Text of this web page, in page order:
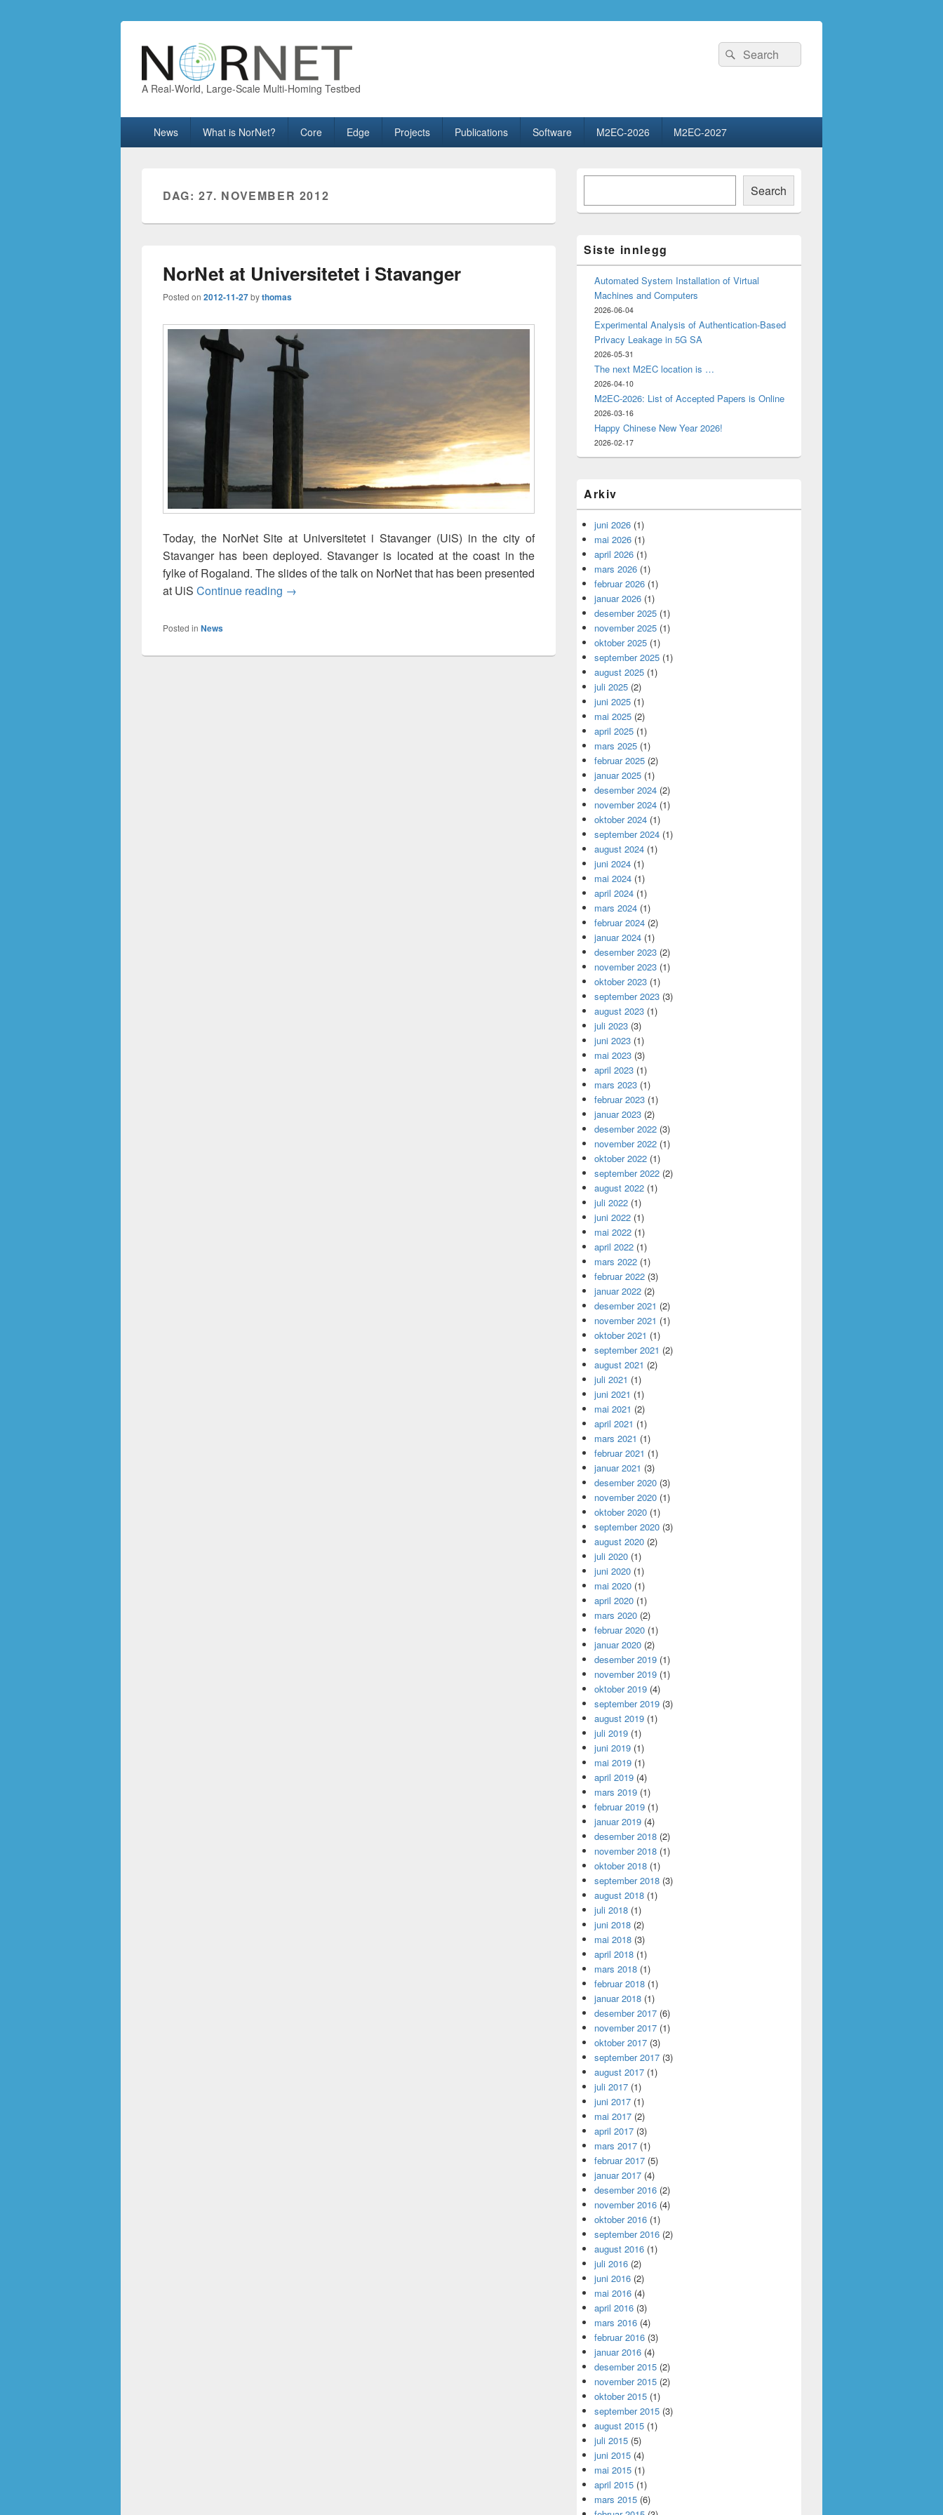
A Real-World, Large-Scale Multi-Homing Testbed
Search
for:
Search
News What is NorNet? Core Edge Projects Publications Software M2EC-2026 M2EC-2027
DAG: 27. NOVEMBER 2012
NorNet at Universitetet i Stavanger
Posted on 2012-11-27bythomas
Today, the NorNet Site at Universitetet i Stavanger (UiS) in the city of
Stavanger has been deployed. Stavanger is located at the coast in the
fylke of Rogaland. The slides of the talk on NorNet that has been presented
at UiS Continue reading NorNet at Universitetet i Stavanger
→
Posted in News
Primary
Area
Search
Siste innlegg
Automated System Installation of Virtual
Machines and Computers
2026-06-04
Experimental Analysis of Authentication-Based
Privacy Leakage in 5G SA
2026-05-31
The next M2EC location is …
2026-04-10
M2EC-2026: List of Accepted Papers is Online
2026-03-16
Happy Chinese New Year 2026!
2026-02-17
Arkiv
juni 2026 (1)
mai 2026 (1)
april 2026 (1)
mars 2026 (1)
februar 2026 (1)
januar 2026 (1)
desember 2025 (1)
november 2025 (1)
oktober 2025 (1)
september 2025 (1)
august 2025 (1)
juli 2025 (2)
juni 2025 (1)
mai 2025 (2)
april 2025 (1)
mars 2025 (1)
februar 2025 (2)
januar 2025 (1)
desember 2024 (2)
november 2024 (1)
oktober 2024 (1)
september 2024 (1)
august 2024 (1)
juni 2024 (1)
mai 2024 (1)
april 2024 (1)
mars 2024 (1)
februar 2024 (2)
januar 2024 (1)
desember 2023 (2)
november 2023 (1)
oktober 2023 (1)
september 2023 (3)
august 2023 (1)
juli 2023 (3)
juni 2023 (1)
mai 2023 (3)
april 2023 (1)
mars 2023 (1)
februar 2023 (1)
januar 2023 (2)
desember 2022 (3)
november 2022 (1)
oktober 2022 (1)
september 2022 (2)
august 2022 (1)
juli 2022 (1)
juni 2022 (1)
mai 2022 (1)
april 2022 (1)
mars 2022 (1)
februar 2022 (3)
januar 2022 (2)
desember 2021 (2)
november 2021 (1)
oktober 2021 (1)
september 2021 (2)
august 2021 (2)
juli 2021 (1)
juni 2021 (1)
mai 2021 (2)
april 2021 (1)
mars 2021 (1)
februar 2021 (1)
januar 2021 (3)
desember 2020 (3)
november 2020 (1)
oktober 2020 (1)
september 2020 (3)
august 2020 (2)
juli 2020 (1)
juni 2020 (1)
mai 2020 (1)
april 2020 (1)
mars 2020 (2)
februar 2020 (1)
januar 2020 (2)
desember 2019 (1)
november 2019 (1)
oktober 2019 (4)
september 2019 (3)
august 2019 (1)
juli 2019 (1)
juni 2019 (1)
mai 2019 (1)
april 2019 (4)
mars 2019 (1)
februar 2019 (1)
januar 2019 (4)
desember 2018 (2)
november 2018 (1)
oktober 2018 (1)
september 2018 (3)
august 2018 (1)
juli 2018 (1)
juni 2018 (2)
mai 2018 (3)
april 2018 (1)
mars 2018 (1)
februar 2018 (1)
januar 2018 (1)
desember 2017 (6)
november 2017 (1)
oktober 2017 (3)
september 2017 (3)
august 2017 (1)
juli 2017 (1)
juni 2017 (1)
mai 2017 (2)
april 2017 (3)
mars 2017 (1)
februar 2017 (5)
januar 2017 (4)
desember 2016 (2)
november 2016 (4)
oktober 2016 (1)
september 2016 (2)
august 2016 (1)
juli 2016 (2)
juni 2016 (2)
mai 2016 (4)
april 2016 (3)
mars 2016 (4)
februar 2016 (3)
januar 2016 (4)
desember 2015 (2)
november 2015 (2)
oktober 2015 (1)
september 2015 (3)
august 2015 (1)
juli 2015 (5)
juni 2015 (4)
mai 2015 (1)
april 2015 (1)
mars 2015 (6)